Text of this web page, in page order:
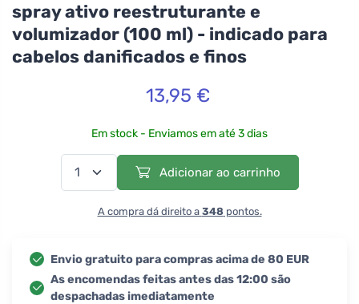
spray ativo reestruturante e
volumizador (100 ml) - indicado para
cabelos danificados e finos
13,95 €
Em stock - Enviamos em até 3 dias
Adicionar ao carrinho
A compra dá direito a 348pontos.
Envio gratuito para compras acima de 80 EUR
As encomendas feitas antes das 12:00 são
despachadas imediatamente